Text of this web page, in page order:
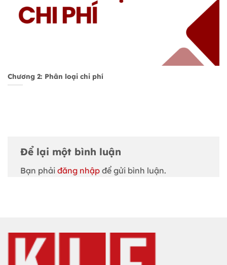
Chương 2: Phân loại chi phí
Để lại một bình luận
Bạn phải đăng nhập để gửi bình luận.